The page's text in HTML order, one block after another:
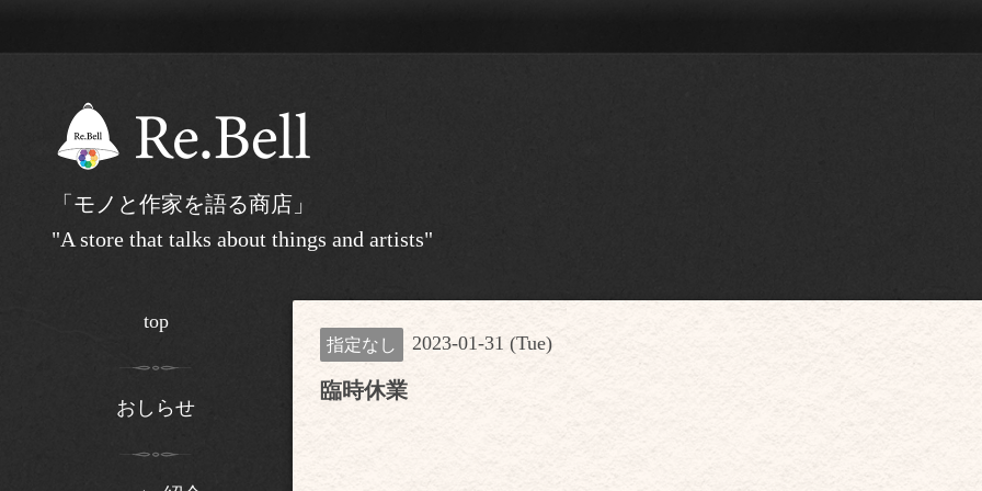
「モノと作家を語る商店」
"A store that talks about things and artists"
指定なし 2023-01-31 (Tue)
臨時休業
top
おしらせ